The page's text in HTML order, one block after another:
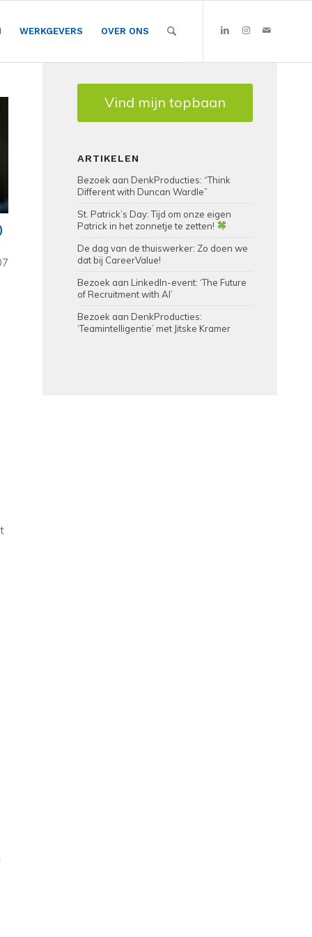
WERKGEVERS OVER ONS
Vind mijn topbaan
ARTIKELEN
Bezoek aan DenkProducties: “Think
Different with Duncan Wardle”
St. Patrick’s Day: Tijd om onze eigen
Patrick in het zonnetje te zetten!
De dag van de thuiswerker: Zo doen we
dat bij CareerValue!
Bezoek aan LinkedIn-event: ‘The Future
of Recruitment with AI’
Bezoek aan DenkProducties:
‘Teamintelligentie’ met Jitske Kramer